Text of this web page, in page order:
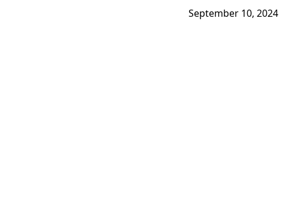
September 10, 2024